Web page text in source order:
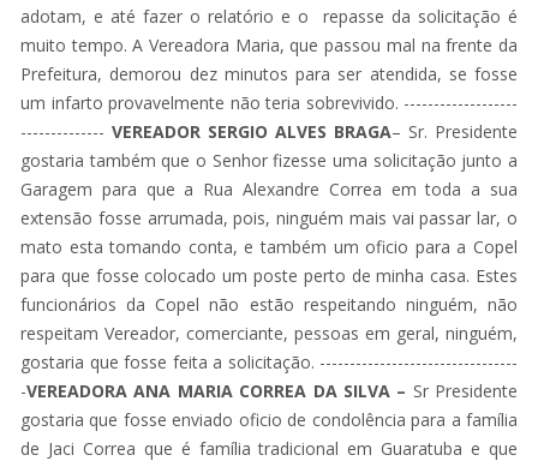
adotam, e até fazer o relatório e o repasse da solicitação é
muito tempo. A Vereadora Maria, que passou mal na frente da
Prefeitura, demorou dez minutos para ser atendida, se fosse
um infarto provavelmente não teria sobrevivido. -------------------
-------------- VEREADOR SERGIO ALVES BRAGA– Sr. Presidente
gostaria também que o Senhor fizesse uma solicitação junto a
Garagem para que a Rua Alexandre Correa em toda a sua
extensão fosse arrumada, pois, ninguém mais vai passar lar, o
mato esta tomando conta, e também um oficio para a Copel
para que fosse colocado um poste perto de minha casa. Estes
funcionários da Copel não estão respeitando ninguém, não
respeitam Vereador, comerciante, pessoas em geral, ninguém,
gostaria que fosse feita a solicitação. ---------------------------------
-VEREADORA ANA MARIA CORREA DA SILVA– Sr Presidente
gostaria que fosse enviado oficio de condolência para a família
de Jaci Correa que é família tradicional em Guaratuba e que